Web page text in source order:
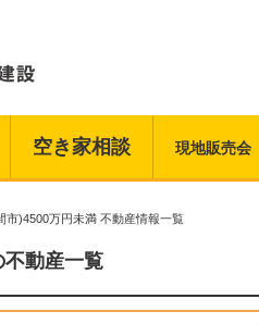
空き家相談 現地販売会
市)4500万円未満 不動産情報一覧
動産一覧